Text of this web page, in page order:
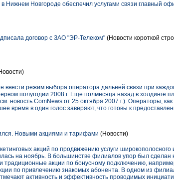
в Нижнем Новгороде обеспечил услугами связи главный
договор с ЗАО "ЭР-Телеком" (Новости короткой
ввести режим выбора оператора дальней связи при
полугодии 2008 г. Еще полмесяца назад в
новость ComNews от 25 октября 2007 г.). Операторы,
время в один голос заверяют, что готовы к
Новыми акциями и тарифами (Новости)
акций по продвижению услуги
на ноябрь. В большинстве филиалов упор был
традиционные акции по бонусному подключению,
по привлечению знакомых абонента. В одном из
активность и эффективность проводимых